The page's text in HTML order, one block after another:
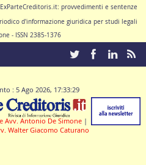
provvedimenti e sentenze
d'informazione giuridica per studi legali
- ISSN 2385-1376
: 5 Ago 2026, 17:33:29
Avv. Antonio De Simone |
Walter Giacomo Caturano